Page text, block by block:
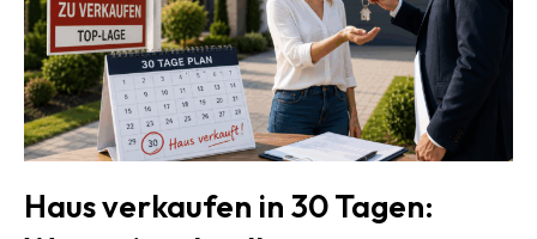
Haus verkaufen in 30 Tagen: